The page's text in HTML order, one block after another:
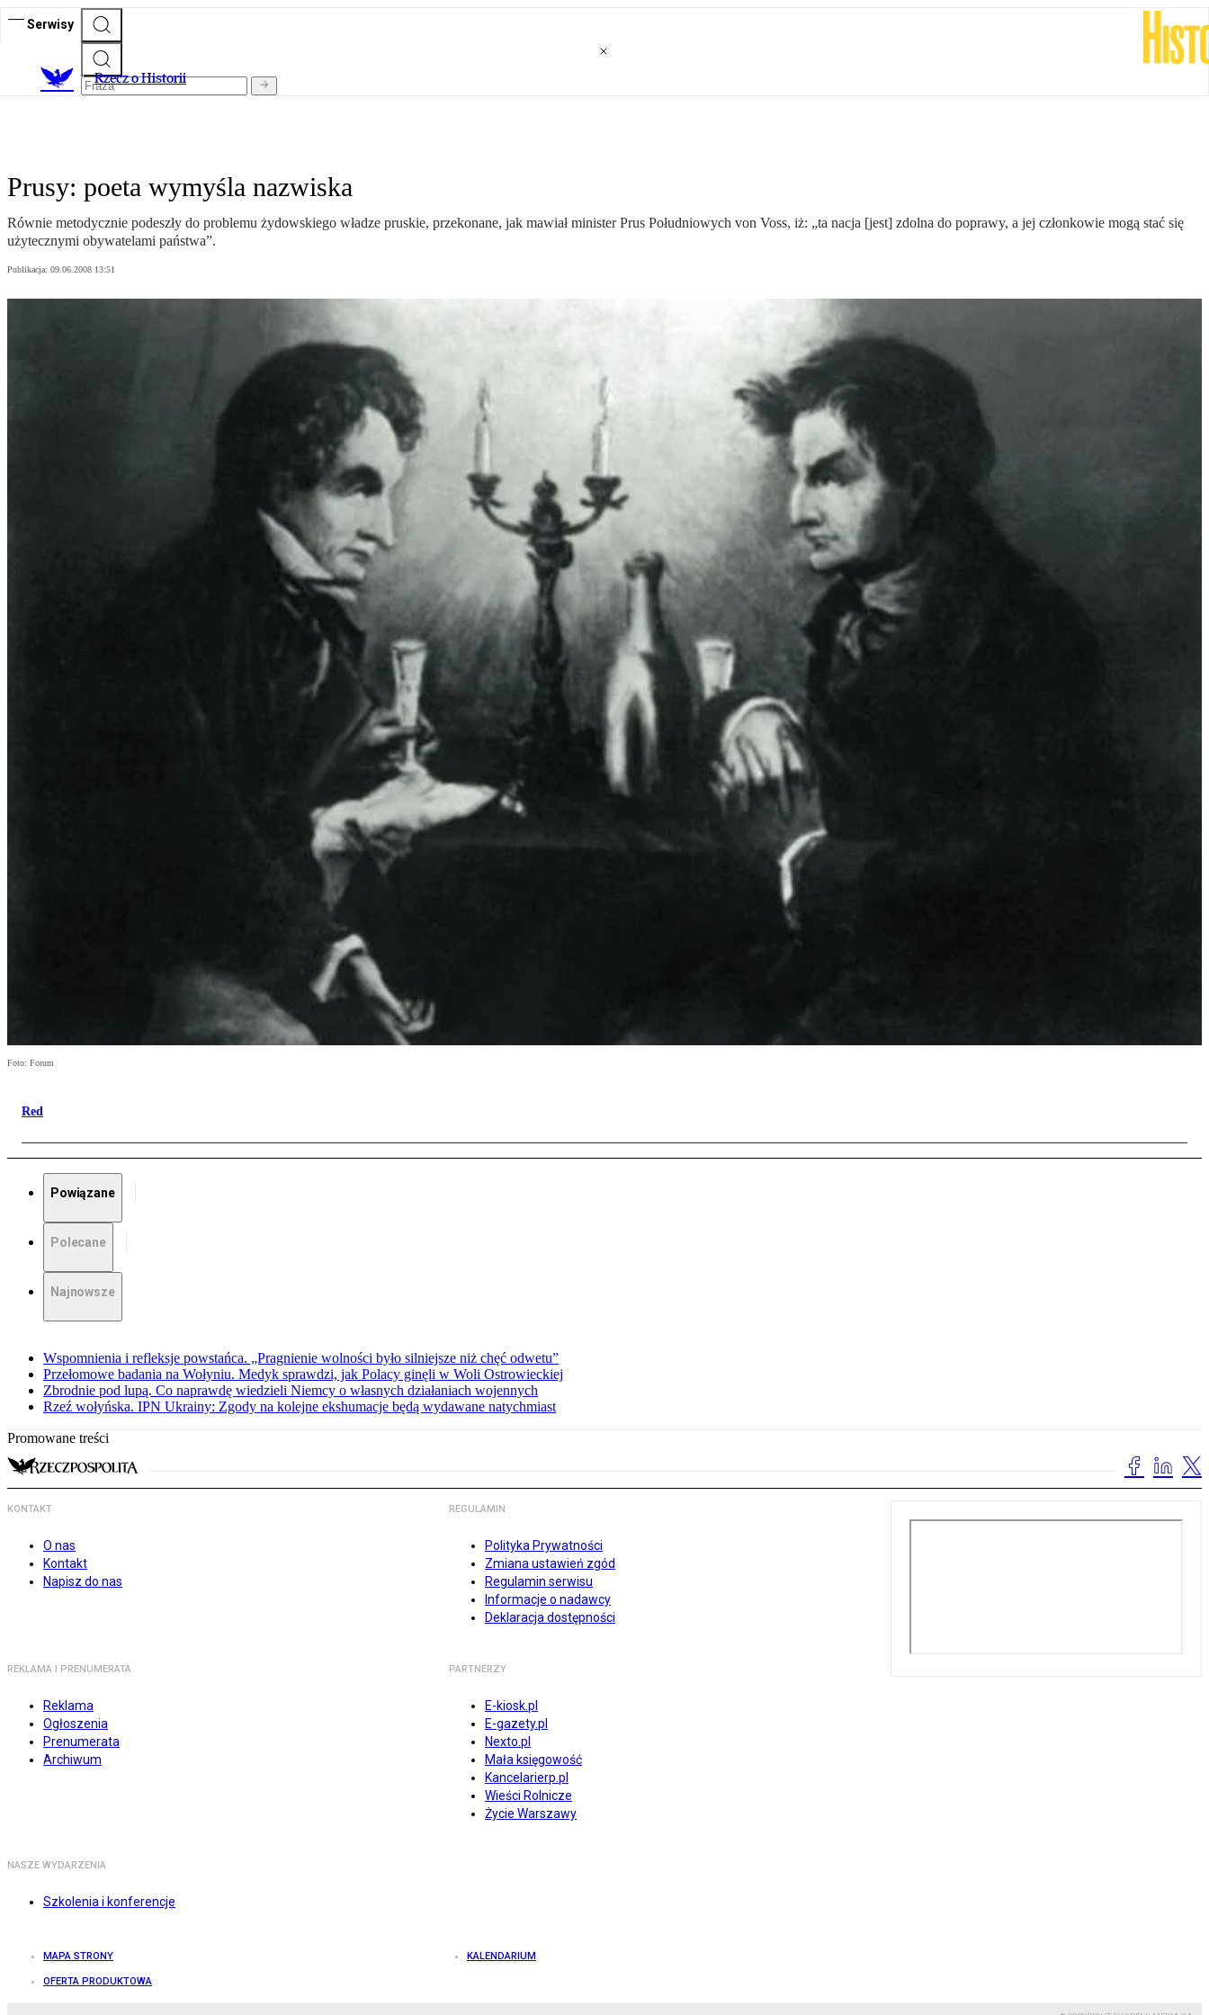
Serwisy
Rzecz o Historii
Prusy: poeta wymyśla nazwiska
Równie metodycznie podeszły do problemu żydowskiego władze pruskie, przekonane, jak mawiał minister Prus Południowych von Voss, iż: „ta nacja [jest] zdolna do poprawy, a jej członkowie mogą stać się
użytecznymi obywatelami państwa”.
Publikacja: 09.06.2008 13:51
Foto: Forum
Red
Powiązane
Polecane
Najnowsze
Wspomnienia i refleksje powstańca. „Pragnienie wolności było silniejsze niż chęć odwetu”
Przełomowe badania na Wołyniu. Medyk sprawdzi, jak Polacy ginęli w Woli Ostrowieckiej
Zbrodnie pod lupą. Co naprawdę wiedzieli Niemcy o własnych działaniach wojennych
Rzeź wołyńska. IPN Ukrainy: Zgody na kolejne ekshumacje będą wydawane natychmiast
Promowane treści
KONTAKT
O nas
Kontakt
Napisz do nas
REGULAMIN
Polityka Prywatności
Zmiana ustawień zgód
Regulamin serwisu
Informacje o nadawcy
Deklaracja dostępności
REKLAMA I PRENUMERATA
Reklama
Ogłoszenia
Prenumerata
Archiwum
PARTNERZY
E-kiosk.pl
E-gazety.pl
Nexto.pl
Mała księgowość
Kancelarierp.pl
Wieści Rolnicze
Życie Warszawy
NASZE WYDARZENIA
Szkolenia i konferencje
MAPA STRONY KALENDARIUM
OFERTA PRODUKTOWA